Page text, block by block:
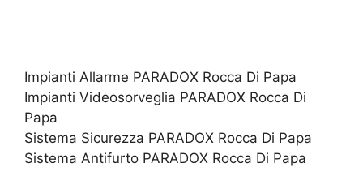
Impianti Allarme PARADOX Rocca Di Papa
Impianti Videosorveglia PARADOX Rocca Di
Papa
Sistema Sicurezza PARADOX Rocca Di Papa
Sistema Antifurto PARADOX Rocca Di Papa